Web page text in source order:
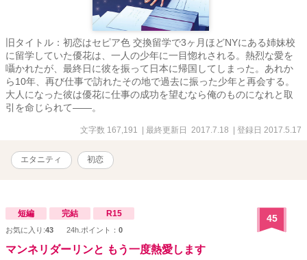
旧タイトル：初恋はセピア色 交換留学で3ヶ月ほどNYにある姉妹校
に留学していた優花は、一人の少年に一目惚れされる。熱烈な愛を
囁かれたが、最終日に彼を振って日本に帰国してしまった。あれか
ら10年、再び仕事で訪れたその地で過去に振った少年と再会する。
大人になった彼は優花に仕事の成功を望むなら俺のものになれと取
引を命じられて――。
文字数 167,191 | 最終更新日 2017.7.18 | 登録日 2017.5.17
エタニティ 初恋
短編 完結 R15
お気に入り:43 24h.ポイント： 0
45
マンネリダーリンと もう一度熱愛します